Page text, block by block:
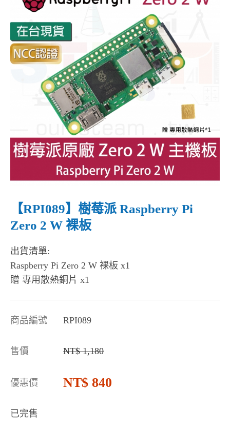
【RPI089】樹莓派 Raspberry Pi
Zero 2 W 裸板
出貨清單:
Raspberry Pi Zero 2 W 裸板 x1
贈 專用散熱銅片 x1
商品編號 RPI089
售價 1,180
優惠價 840
已完售